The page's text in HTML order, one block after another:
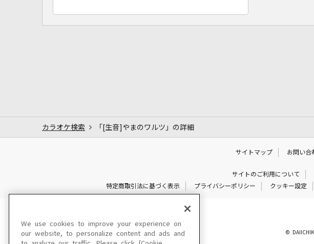
カラオケ検索 「[生音]やまのワルツ」の詳細
サイトマップ お問い合
サイトのご利用について
特定商取引法に基づく表示
プライバシーポリシー クッキー設定
©
We use cookies to improve your experience on
our website, to personalize content and ads and